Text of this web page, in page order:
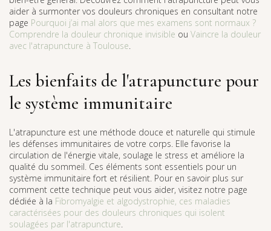
aider à surmonter vos douleurs chroniques en consultant notre
page Pourquoi j’ai mal alors que mes examens sont normaux ?
Comprendre la douleur chronique invisible ou Vaincre la douleur
avec l'atrapuncture à Toulouse.
Les bienfaits de l'atrapuncture pour
le système immunitaire
L'atrapuncture est une méthode douce et naturelle qui stimule
les défenses immunitaires de votre corps. Elle favorise la
circulation de l'énergie vitale, soulage le stress et améliore la
qualité du sommeil. Ces éléments sont essentiels pour un
système immunitaire fort et résilient. Pour en savoir plus sur
comment cette technique peut vous aider, visitez notre page
dédiée à la Fibromyalgie et algodystrophie, ces maladies
caractérisées pour des douleurs chroniques qui isolent
soulagées par l'atrapuncture.